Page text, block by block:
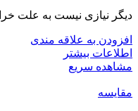
دیگر نیازی نیست به علت خرابی دنده 4 شفت کامل
افزودن به علاقه مندی
اطلاعات بیشتر
مشاهده سریع
مقایسه